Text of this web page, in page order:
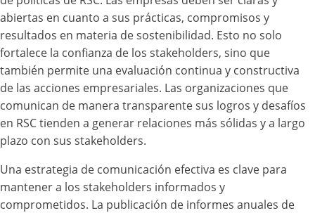
abiertas en cuanto a sus prácticas, compromisos y
resultados en materia de sostenibilidad. Esto no solo
fortalece la confianza de los stakeholders, sino que
también permite una evaluación continua y constructiva
de las acciones empresariales. Las organizaciones que
comunican de manera transparente sus logros y desafíos
en RSC tienden a generar relaciones más sólidas y a largo
plazo con sus stakeholders.
Una estrategia de comunicación efectiva es clave para
mantener a los stakeholders informados y
comprometidos. La publicación de informes anuales de